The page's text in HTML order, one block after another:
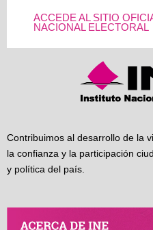
ACCEDE AL SITIO
NACIONAL ELECTORAL
Contribuimos al desarrollo de la
la confianza y la participación
y política del país.